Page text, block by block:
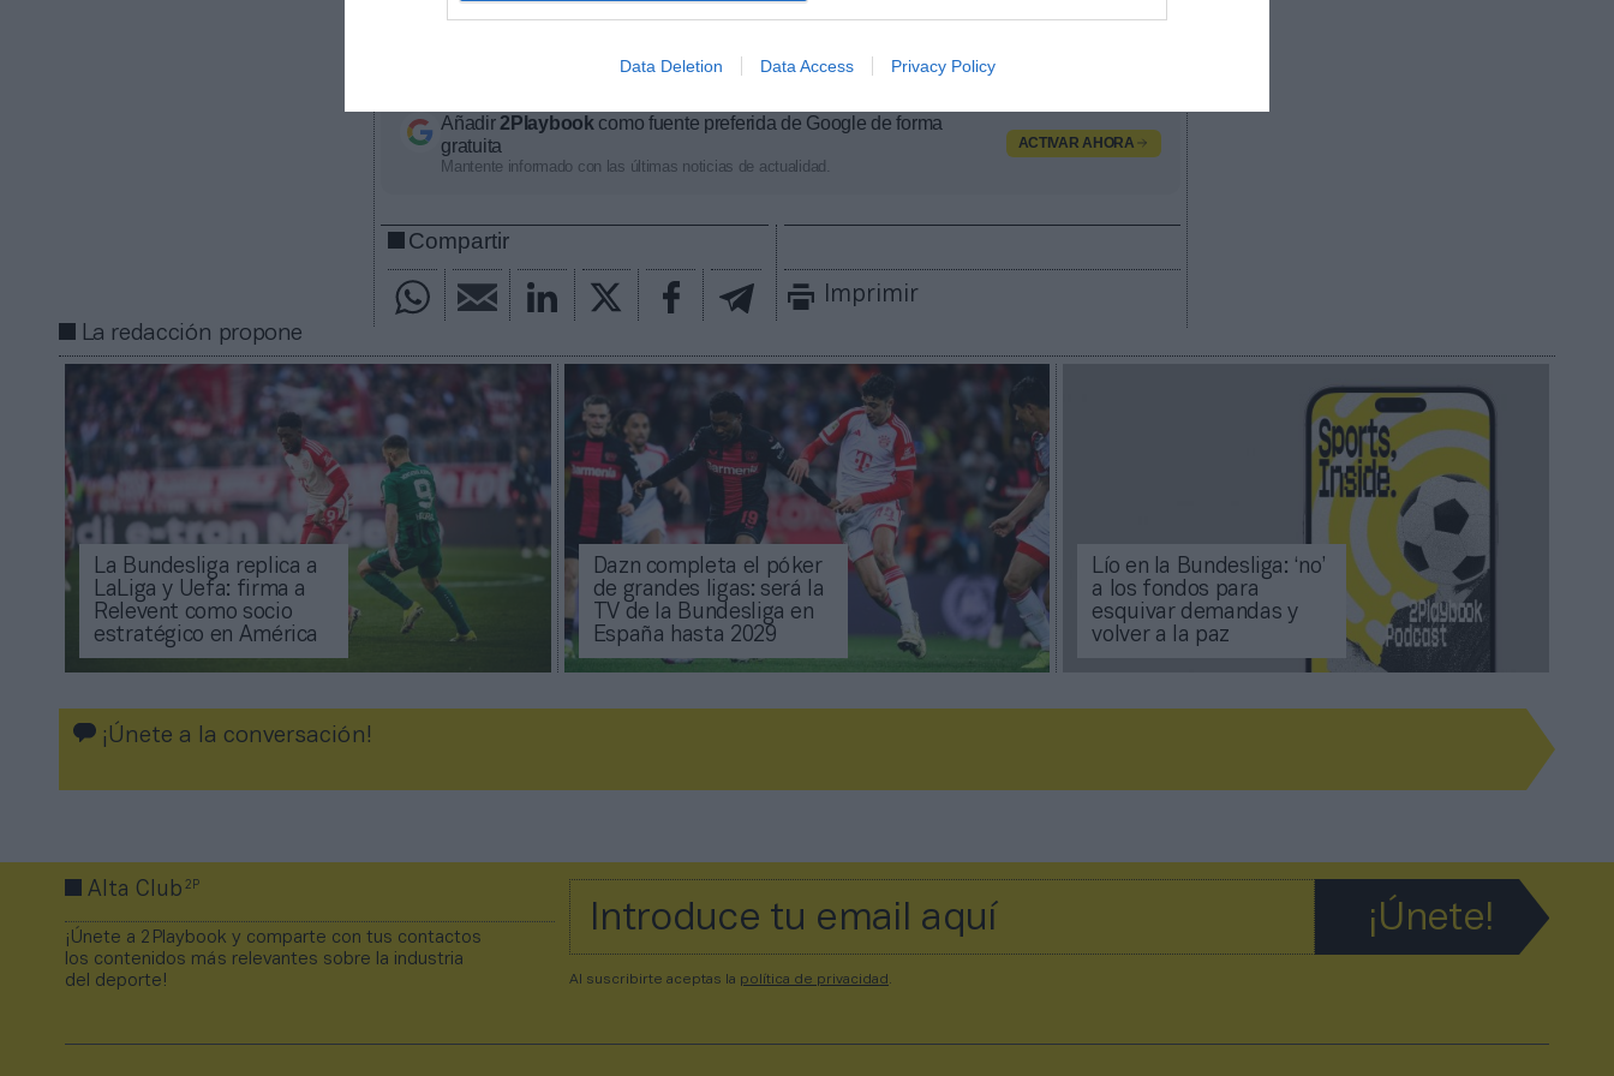
Data Deletion Data Access Privacy Policy
valorado en 1.100 millones de euros en el último ciclo, en el que la OTT
Añadir2Playbook como fuente preferida de Google de forma
gratuita
Mantente informado con las últimas noticias de actualidad.
ACTIVAR AHORA
Compartir
Imprimir
La redacción propone
La Bundesliga replica a
LaLiga y Uefa: firma a
Relevent como socio
estratégico en América
Dazn completa el póker
de grandes ligas: será la
TV de la Bundesliga en
España hasta 2029
Lío en la Bundesliga: ‘no’
a los fondos para
esquivar demandas y
volver a la paz
¡Únete a la conversación!
Alta Club2P
¡Únete a 2Playbook y comparte con tus contactos
los contenidos más relevantes sobre la industria
del deporte!
Al suscribirte aceptas la política de privacidad